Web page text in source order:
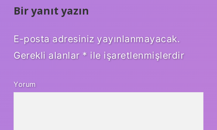
Bir yanıt yazın
E-posta adresiniz yayınlanmayacak.
Gerekli alanlar * ile işaretlenmişlerdir
Yorum